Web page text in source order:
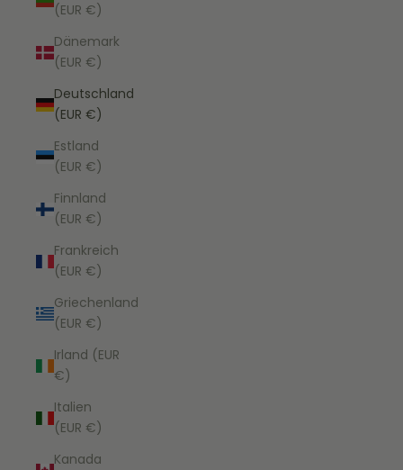
(EUR €)
Dänemark
(EUR €)
Deutschland
(EUR €)
Estland
(EUR €)
Finnland
(EUR €)
Frankreich
(EUR €)
Griechenland
(EUR €)
Irland (EUR
€)
Italien
(EUR €)
Kanada